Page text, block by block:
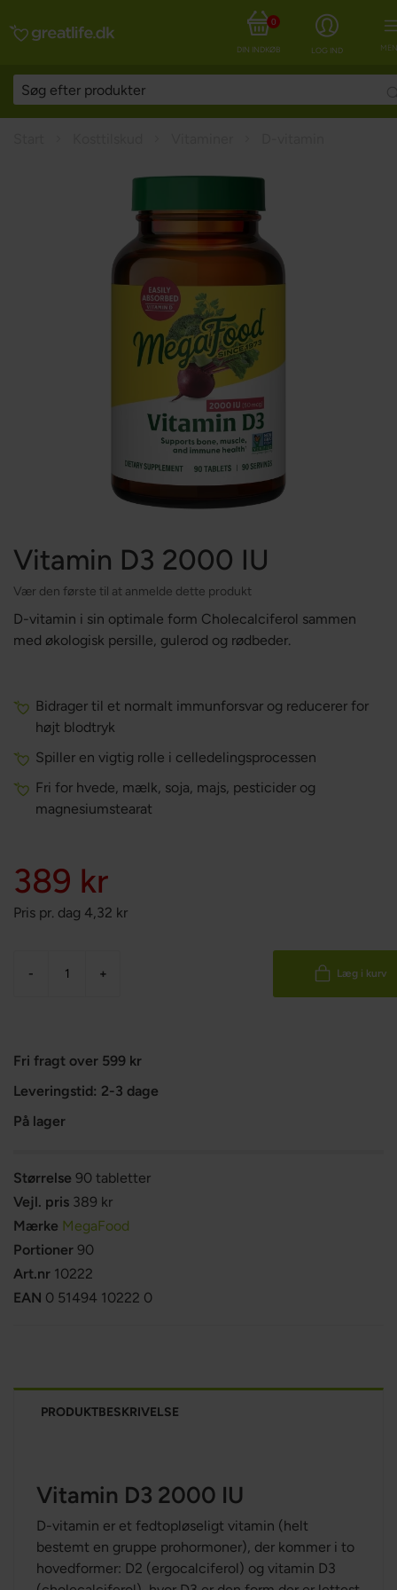
LOG IND
DIN INDKØBSKURV
0
Vitamin D3 2000 IU
Vær den første til at anmelde dette produkt
D-vitamin i sin optimale form Cholecalciferol sammen
med økologisk persille, gulerod og rødbeder.
Bidrager til et normalt immunforsvar og reducerer for
højt blodtryk
Spiller en vigtig rolle i celledelingsprocessen
Fri for hvede, mælk, soja, majs, pesticider og
magnesiumstearat
389 kr
Pris pr. dag 4,32 kr
- + Læg i kurv
Fri fragt over 599 kr
Leveringstid: 2-3 dage
På lager
Størrelse 90 tabletter
Vejl. pris 389 kr
Mærke MegaFood
Portioner 90
Art.nr 10222
EAN 0 51494 10222 0
PRODUKTBESKRIVELSE
Vitamin D3 2000 IU
D-vitamin er et fedtopløseligt vitamin (helt
bestemt en gruppe prohormoner), der kommer i to
hovedformer: D2 (ergocalciferol) og vitamin D3